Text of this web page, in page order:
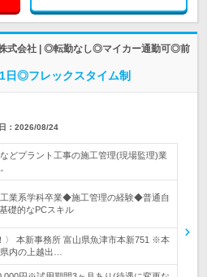
式会社 | ◎転勤なし◎マイカー通勤可◎前
日◎フレックスタイム制
： 2026/08/24
どプラント工事の施工管理(現場監理)業
業系学科卒業◆施工管理の経験◆普通自
礎的なPCスキル
〉 本新事務所 富山県魚津市本新751 ※本
内の上越出…